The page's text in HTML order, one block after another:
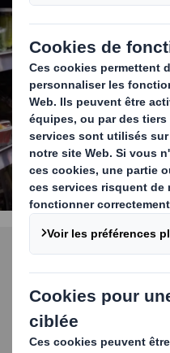
en
pièces en